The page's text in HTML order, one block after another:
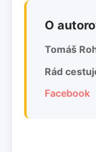
O
Tomáš
Rád
Facebook